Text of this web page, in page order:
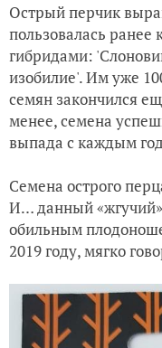
Острый перчик
пользовалась
гибридами:
изобилие'. Им уже
семян закончился
менее, семена
выпада с каждым
Семена острого
И… данный
обильным
2019 году, мягко